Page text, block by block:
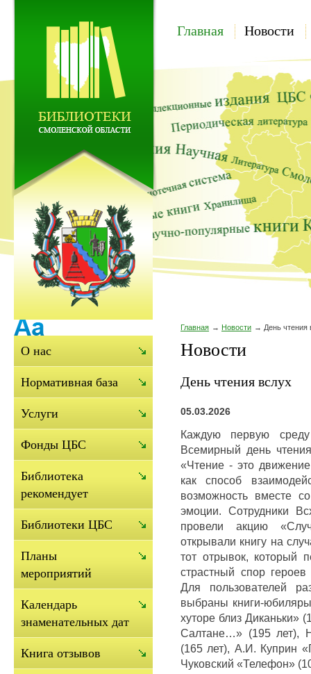
Главная Новости
Главная Новости День чтения
Новости
День чтения вслух
05.03.2026
Каждую первую
Всемирный день
«Чтение - это
как способ
возможность вместе
эмоции. Сотрудники
провели акцию
открывали книгу на
тот отрывок, который
страстный спор
Для пользователей
выбраны книги-
хуторе близ Диканьки»
Салтане…» (195 лет),
(165 лет), А.И. Куприн
Чуковский «Телефон»
О нас
Нормативная база
Услуги
Фонды ЦБС
Библиотека
рекомендует
Библиотеки ЦБС
Планы
мероприятий
Календарь
знаменательных дат
Книга отзывов